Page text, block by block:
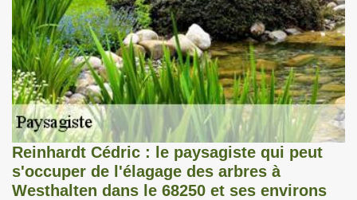
Reinhardt Cédric : le paysagiste qui peut
s'occuper de l'élagage des arbres à
Westhalten dans le 68250 et ses environs